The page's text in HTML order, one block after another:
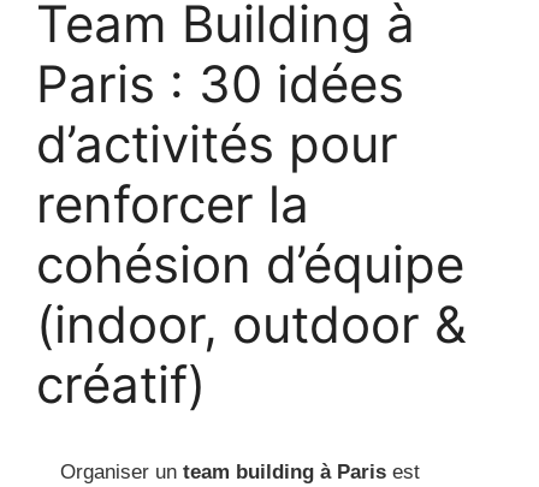
Team Building à
Paris : 30 idées
d’activités pour
renforcer la
cohésion d’équipe
(indoor, outdoor &
créatif)
Organiser un team building à Paris est